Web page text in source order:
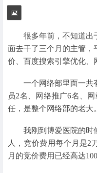
很多年前，不知道出
面去干了三个月的主管，
价、百度搜索引擎优化、
一个网络部里面一共
员2名、网络推广6名、
任，是整个网络部的老大。
我刚到博爱医院的时
人，竞价费用每个月是2
月的竞价费用已经高达100